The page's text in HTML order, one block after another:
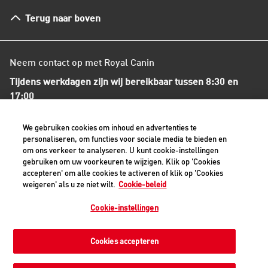
Terug naar boven
Algemene voorwaarden
Neem contact op met Royal Canin
Tijdens werkdagen zijn wij bereikbaar tussen 8:30 en
17:00
+31(0)413-318418
Contact met ons opnemen
Veilige betaalmethoden - alle bedragen zijn inclusief BTW
Cookiemelding Juridisch
Cookie-instellingen
We gebruiken cookies om inhoud en advertenties te
personaliseren, om functies voor sociale media te bieden en
om ons verkeer te analyseren. U kunt cookie-instellingen
gebruiken om uw voorkeuren te wijzigen. Klik op 'Cookies
accepteren' om alle cookies te activeren of klik op 'Cookies
weigeren' als u ze niet wilt. Cookie-beleid
Cookie-instellingen
Cookies accepteren